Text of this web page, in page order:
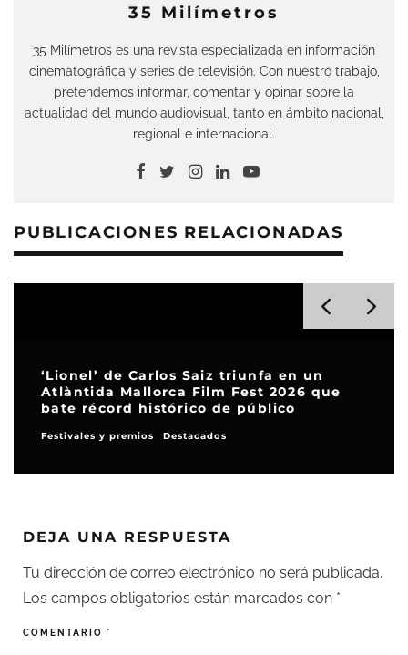
35 Milímetros
35 Milímetros es una revista especializada en información
cinematográfica y series de televisión. Con nuestro trabajo,
pretendemos informar, comentar y opinar sobre la
actualidad del mundo audiovisual, tanto en ámbito nacional,
regional e internacional.
PUBLICACIONES RELACIONADAS
‘Lionel’ de Carlos Saiz triunfa en un
Atlàntida Mallorca Film Fest 2026 que
bate récord histórico de público
Festivales y premios Destacados
DEJA UNA RESPUESTA
Tu dirección de correo electrónico no será publicada.
Los campos obligatorios están marcados con *
COMENTARIO *